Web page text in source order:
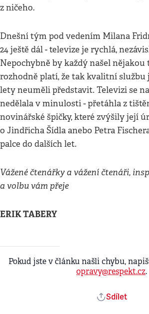
z ničeho.
Dnešní tým pod vedením Milana
24 ještě dál - televize je rychlá,
Nepochybně by každý našel nějakou
rozhodně platí, že tak kvalitní službu
lety neuměli představit. Televizi se
nedělala v minulosti - přetáhla z
novinářské špičky, které zvýšily její
o Jindřicha Šídla anebo Petra
palce do dalších let.
Vážené čtenářky a vážení čtenáři,
a volbu vám přeje
ERIK TABERY
Pokud jste v článku našli chybu,
opravy@respekt.cz.
Sdílet